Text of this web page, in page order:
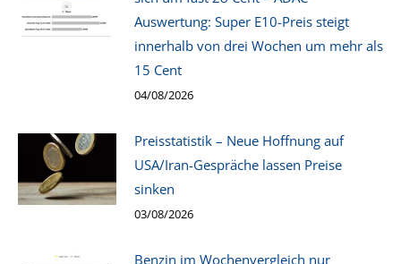
Auswertung: Super E10-Preis steigt
innerhalb von drei Wochen um mehr als
15 Cent
04/08/2026
Preisstatistik – Neue Hoffnung auf
USA/Iran-Gespräche lassen Preise
sinken
03/08/2026
Benzin im Wochenvergleich nur